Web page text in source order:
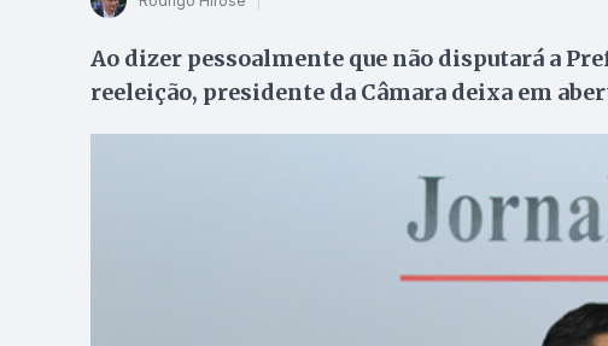
Ao dizer pessoalmente que não disputará a
reeleição, presidente da Câmara deixa em